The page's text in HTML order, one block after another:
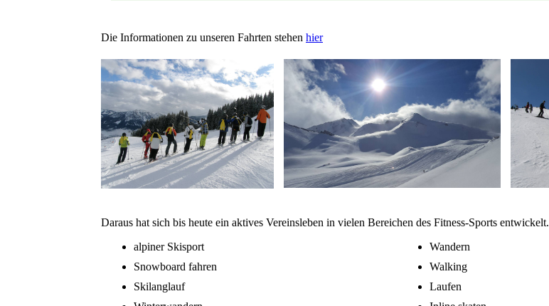
Die Informationen zu unseren Fahrten stehen hier
Daraus hat sich bis heute ein aktives Vereinsleben in vielen Bereichen des Fitness-Sports entwickelt.
alpiner Skisport
Snowboard fahren
Skilanglauf
Wandern
Walking
Laufen